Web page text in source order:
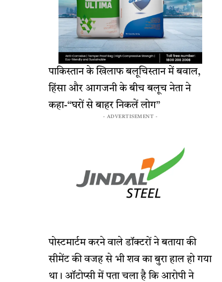
पाकिस्तान के खिलाफ बलूचिस्तान में बवाल,
हिंसा और आगजनी के बीच बलूच नेता ने
कहा-“घरों से बाहर निकलें लोग”
- ADVERTISEMENT -
पोस्टमार्टम करने वाले डॉक्टरों ने बताया की
सीमेंट की वजह से भी शव का बुरा हाल हो गया
था। ऑटोप्सी में पता चला है कि आरोपी ने